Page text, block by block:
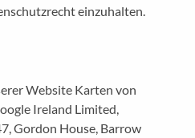
einzuhalten.
Website Karten von
Ireland Limited,
Gordon House, Barrow